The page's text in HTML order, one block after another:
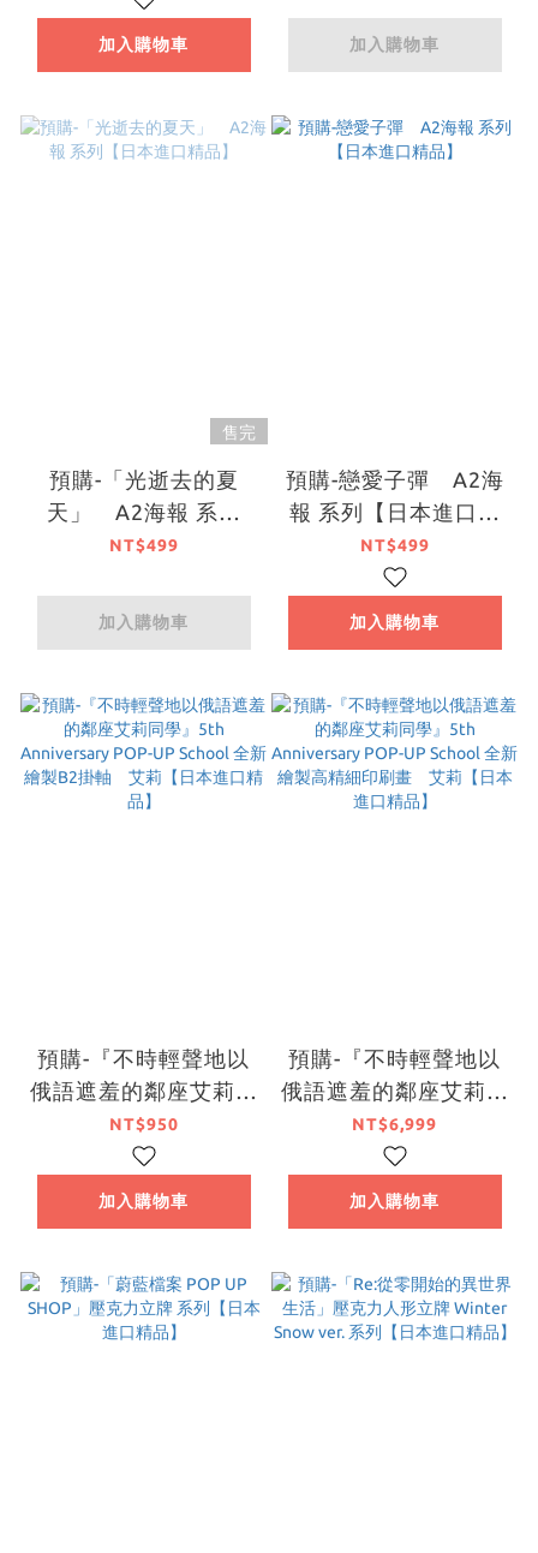
加入購物車
品】
加入購物車
售完
預購-「光逝去的夏
天」 A2海報 系列
【日本進口精品】
NT$499
加入購物車
預購-戀愛子彈 A2海
報 系列【日本進口精
品】
NT$499
加入購物車
預購-『不時輕聲地以
俄語遮羞的鄰座艾莉同
學』5th Anniversary
POP-UP School 全新
繪製B2掛軸 艾莉
NT$950
加入購物車
預購-『不時輕聲地以
俄語遮羞的鄰座艾莉同
學』5th Anniversary
POP-UP School 全新
繪製高精細印刷畫 艾
NT$6,999
加入購物車